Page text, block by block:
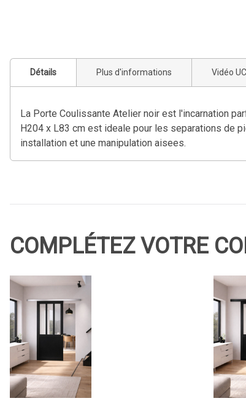
Détails Plus d'informations Vidéo
La Porte Coulissante Atelier noir est l'incarnation
H204 x L83 cm est ideale pour les separations de
installation et une manipulation aisees.
COMPLÉTEZ VOTRE